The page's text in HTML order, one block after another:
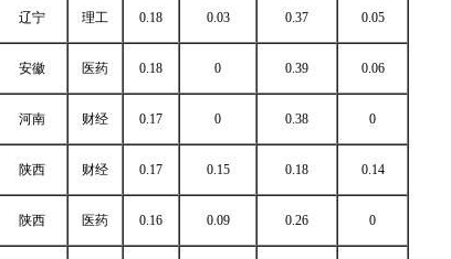
辽宁 理工 0.18 0.03 0.37 0.05
安徽 医药 0.18 0 0.39 0.06
河南 财经 0.17 0 0.38 0
陕西 财经 0.17 0.15 0.18 0.14
陕西 医药 0.16 0.09 0.26 0